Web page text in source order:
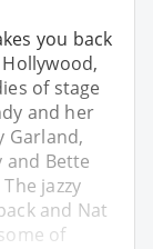
you back
of stage
and her
Garland,
and Bette
jazzy
and Nat
of